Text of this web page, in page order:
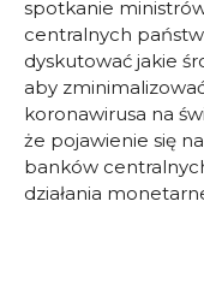
spotkanie
centralnych
dyskutować jakie
aby
koronawirusa na
że pojawienie się
banków
działania